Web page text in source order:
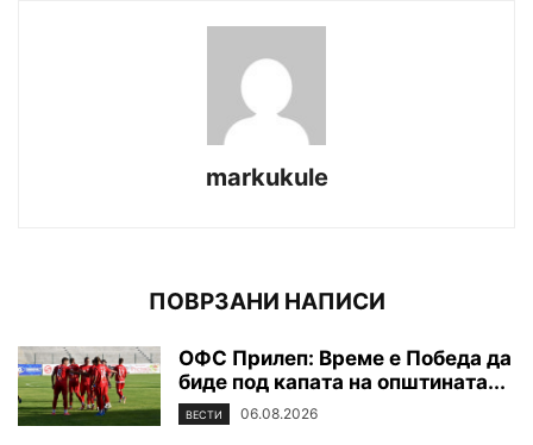
markukule
ПОВРЗАНИ НАПИСИ
ОФС Прилеп: Време е Победа да
биде под капата на општината...
ВЕСТИ 06.08.2026